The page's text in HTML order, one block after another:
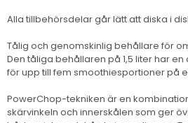
Alla tillbehörsdelar går lätt att diska i
Tålig och genomskinlig behållare för
Den tåliga behållaren på 1,5 liter har
för upp till fem smoothiesportioner på
PowerChop-tekniken är en
skärvinkeln och innerskålen som ger